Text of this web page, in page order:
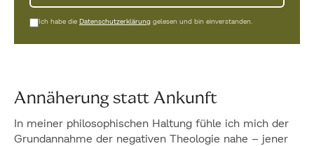
Ich habe die Datenschutzerklärung gelesen und bin einverstanden.
Annäherung statt Ankunft
In meiner philosophischen Haltung fühle ich mich der
Grundannahme der negativen Theologie nahe – jener